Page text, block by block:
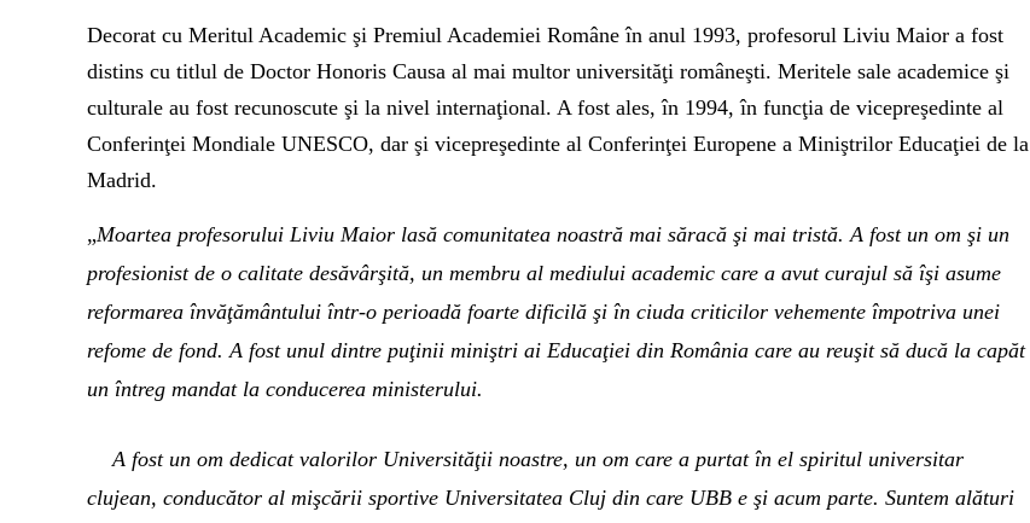
Decorat cu Meritul Academic şi Premiul Academiei Române în anul 1993, profesorul Liviu Maior a fost
distins cu titlul de Doctor Honoris Causa al mai multor universităţi româneşti. Meritele sale academice şi
culturale au fost recunoscute şi la nivel internaţional. A fost ales, în 1994, în funcţia de vicepreşedinte al
Conferinţei Mondiale UNESCO, dar şi vicepreşedinte al Conferinţei Europene a Miniştrilor Educaţiei de la
Madrid.
„Moartea profesorului Liviu Maior lasă comunitatea noastră mai săracă şi mai tristă. A fost un om şi un
profesionist de o calitate desăvârşită, un membru al mediului academic care a avut curajul să îşi asume
reformarea învăţământului într-o perioadă foarte dificilă şi în ciuda criticilor vehemente împotriva unei
refome de fond. A fost unul dintre puţinii miniştri ai Educaţiei din România care au reuşit să ducă la capăt
un întreg mandat la conducerea ministerului.
A fost un om dedicat valorilor Universităţii noastre, un om care a purtat în el spiritul universitar
clujean, conducător al mişcării sportive Universitatea Cluj din care UBB e şi acum parte. Suntem alături